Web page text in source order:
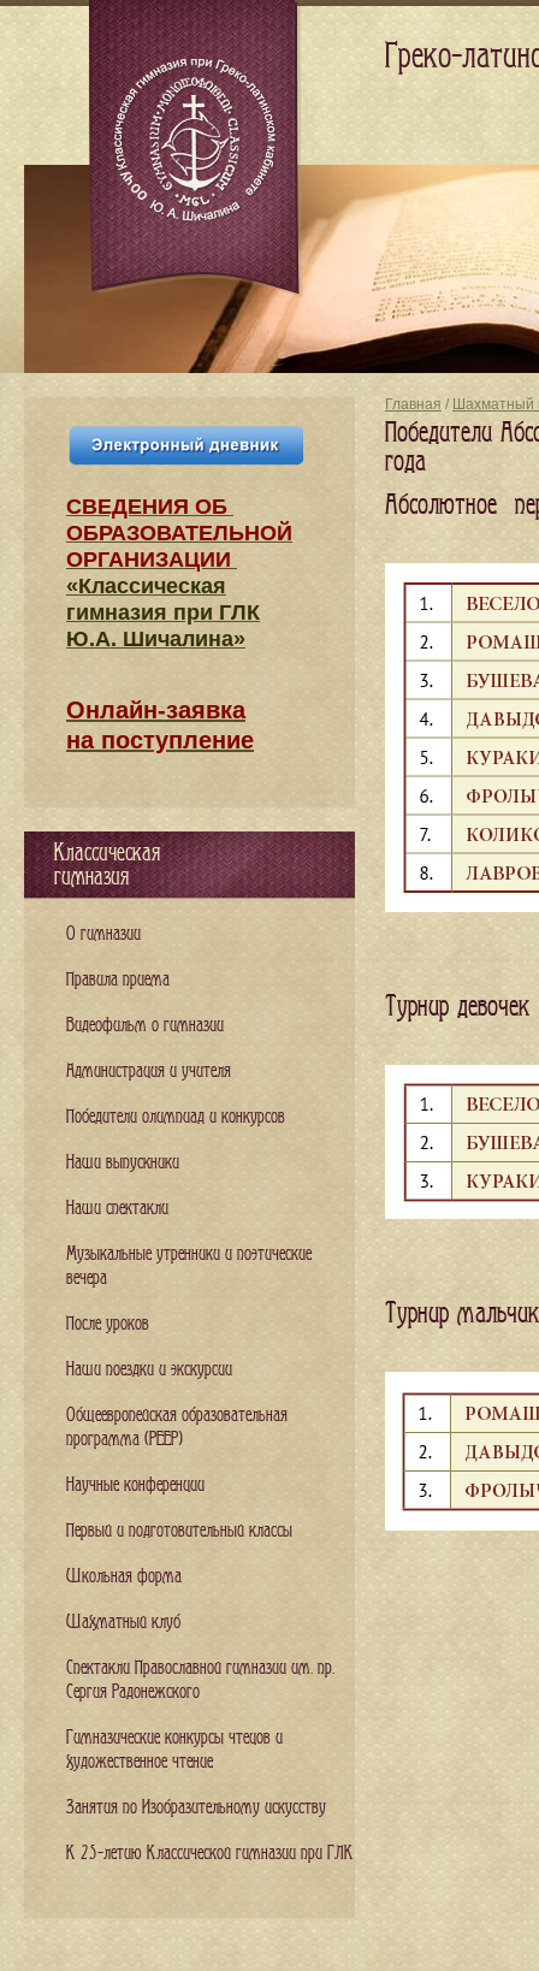
Главная / Шахматный
Победители
года
Абсолютное
Турнир девочек
Турнир
СВЕДЕНИЯ​ ОБ
ОБРАЗОВАТЕЛЬНОЙ
ОРГАНИЗАЦИИ
«Классическая
гимназия при ГЛК
Ю.А. Шичалина»
Онлайн-заявка
на поступление
Классическая
гимназия
О гимназии
Правила приема
Видеофильм о гимназии
Администрация и учителя
Победители олимпиад и конкурсов
Наши выпускники
Наши спектакли
Музыкальные утренники и поэтические
вечера
После уроков
Наши поездки и экскурсии
Общеевропейская образовательная
программа (PEEP)
Научные конференции
Первый и подготовительный классы
Школьная форма
Шахматный клуб
Спектакли Православной гимназии им. пр.
Сергия Радонежского
Гимназические конкурсы чтецов и
художественное чтение
Занятия по Изобразительному искусству
К 25-летию Классической гимназии при ГЛК
Греко-